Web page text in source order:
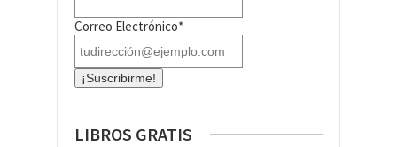
Correo Electrónico*
LIBROS GRATIS